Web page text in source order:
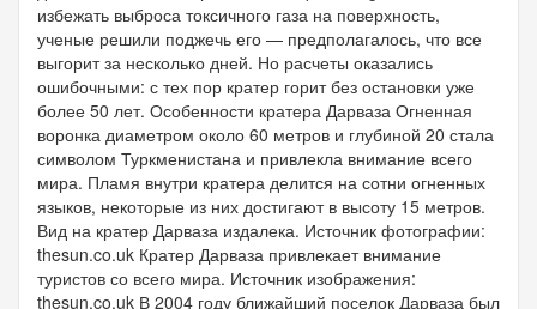
избежать выброса токсичного газа на поверхность,
ученые решили поджечь его — предполагалось, что все
выгорит за несколько дней. Но расчеты оказались
ошибочными: с тех пор кратер горит без остановки уже
более 50 лет. Особенности кратера Дарваза Огненная
воронка диаметром около 60 метров и глубиной 20 стала
символом Туркменистана и привлекла внимание всего
мира. Пламя внутри кратера делится на сотни огненных
языков, некоторые из них достигают в высоту 15 метров.
Вид на кратер Дарваза издалека. Источник фотографии:
thesun.co.uk Кратер Дарваза привлекает внимание
туристов со всего мира. Источник изображения:
thesun.co.uk В 2004 году ближайший поселок Дарваза был